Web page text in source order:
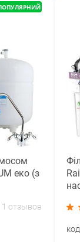
еко (з
1 отзывов